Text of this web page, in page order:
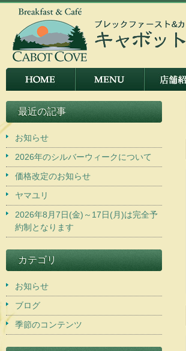
最近の記事
お知らせ
2026年のシルバーウィークについて
価格改定のお知らせ
ヤマユリ
2026年8月7日(金)～17日(月)は完全予
約制となります
カテゴリ
お知らせ
ブログ
季節のコンテンツ